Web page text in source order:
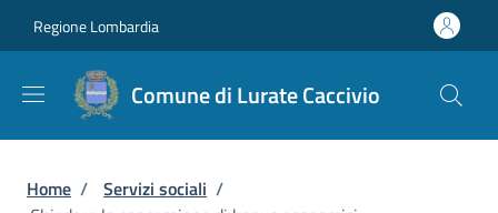
Regione Lombardia
Comune di Lurate Caccivio
Briciole di pane
Home / Servizi sociali /